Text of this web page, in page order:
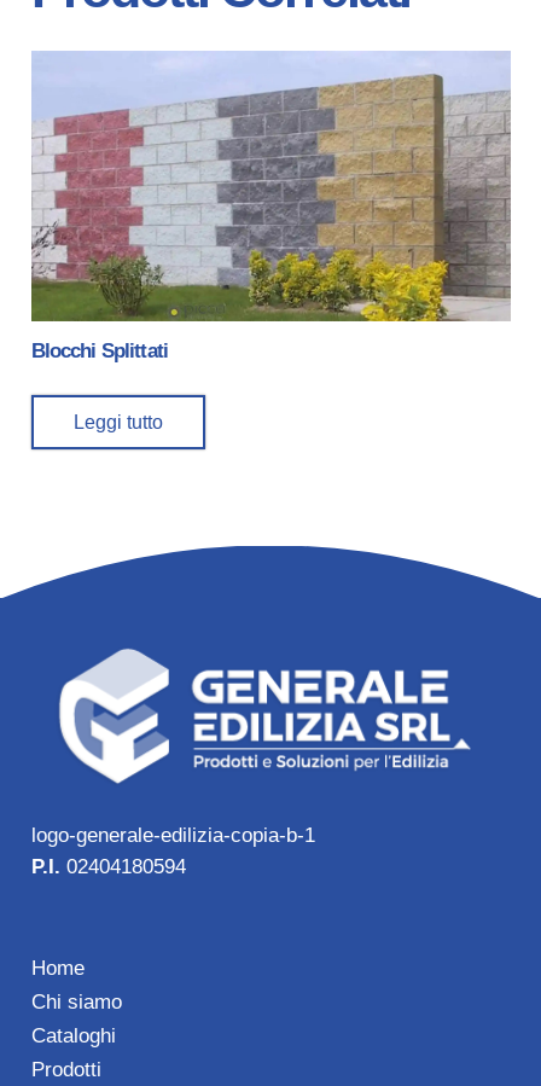
Blocchi Splittati
Leggi tutto
logo-generale-edilizia-copia-b-1
P.I. 02404180594
Home
Chi siamo
Cataloghi
Prodotti